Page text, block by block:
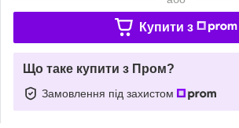
Купити з
Що таке купити з Пром?
Замовлення під захистом